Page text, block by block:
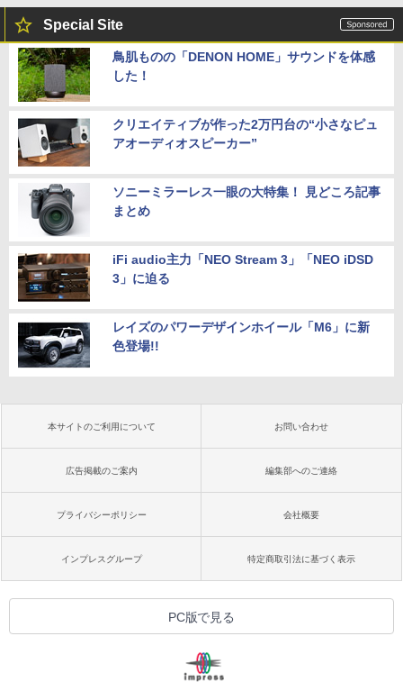
Special Site
鳥肌ものの「DENON HOME」サウンドを体感
した！
クリエイティブが作った2万円台の“小さなピュ
アオーディオスピーカー”
ソニーミラーレス一眼の大特集！ 見どころ記事
まとめ
iFi audio主力「NEO Stream 3」「NEO iDSD
3」に迫る
レイズのパワーデザインホイール「M6」に新
色登場!!
本サイトのご利用について お問い合わせ
広告掲載のご案内 編集部へのご連絡
プライバシーポリシー 会社概要
インプレスグループ 特定商取引法に基づく表示
PC版で見る